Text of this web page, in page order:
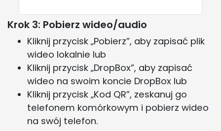
Krok 3: Pobierz wideo/audio
Kliknij przycisk „Pobierz”, aby zapisać plik
wideo lokalnie lub
Kliknij przycisk „DropBox”, aby zapisać
wideo na swoim koncie DropBox lub
Kliknij przycisk „Kod QR”, zeskanuj go
telefonem komórkowym i pobierz wideo
na swój telefon.